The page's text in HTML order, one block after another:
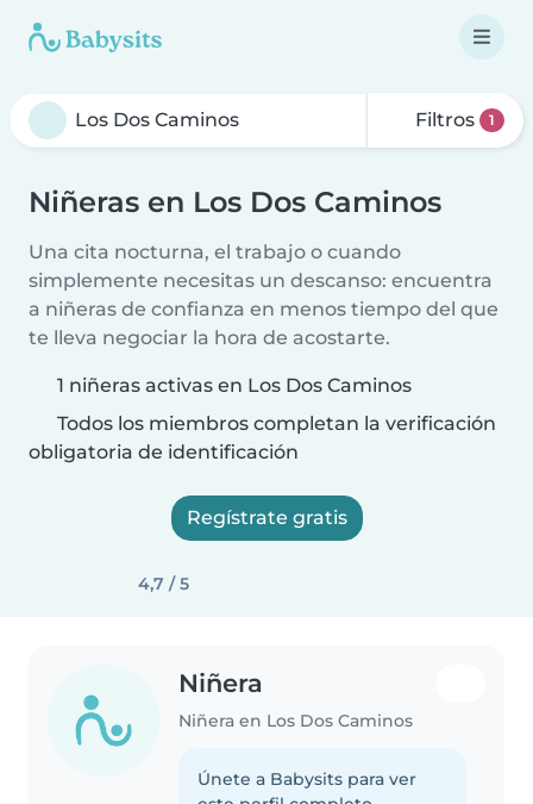
Filtros 1
Niñeras en Los Dos Caminos
Una cita nocturna, el trabajo o cuando
simplemente necesitas un descanso: encuentra
a niñeras de confianza en menos tiempo del que
te lleva negociar la hora de acostarte.
1 niñeras activas en Los Dos Caminos
Todos los miembros completan la verificación
obligatoria de identificación
Regístrate gratis
4,7 / 5
Niñera
Niñera en Los Dos Caminos
Únete a Babysits para ver